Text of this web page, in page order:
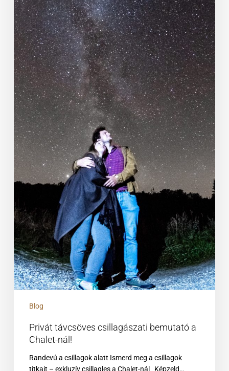
nál!
Blog
Privát távcsöves csillagászati bemutató a
Chalet-nál!
Randevú a csillagok alatt Ismerd meg a csillagok
titkait – exkluzív csillagles a Chalet-nál Képzeld…